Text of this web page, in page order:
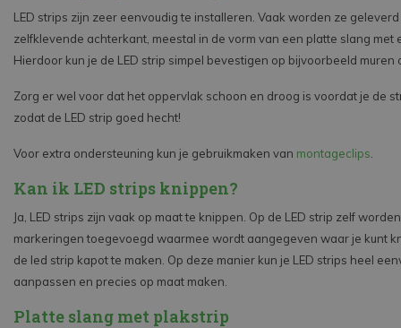
LED strips zijn zeer eenvoudig te installeren. Vaak worden ze
zelfklevende achterkant, meestal in de vorm van een platte slang met
Hierdoor kun je de LED strip simpel bevestigen op bijvoorbeeld muren
Zorg er wel voor dat het oppervlak schoon en droog is voordat je de
zodat de LED strip goed hecht!
Voor extra ondersteuning kun je gebruikmaken van montageclips
Kan ik LED strips knippen?
Ja, LED strips zijn vaak op maat te knippen. Op de LED strip zelf
markeringen toegevoegd waarmee wordt aangegeven waar je kunt
de led strip kapot te maken. Op deze manier kun je LED strips heel
aanpassen en precies op maat maken.
Platte slang met plakstrip